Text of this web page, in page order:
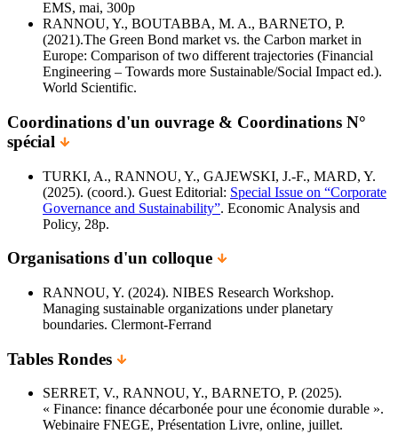
EMS, mai, 300p
RANNOU, Y., BOUTABBA, M. A., BARNETO, P.
(2021).The Green Bond market vs. the Carbon market in
Europe: Comparison of two different trajectories (Financial
Engineering – Towards more Sustainable/Social Impact ed.).
World Scientific.
Coordinations d'un ouvrage & Coordinations N°
spécial
TURKI, A., RANNOU, Y., GAJEWSKI, J.-F., MARD, Y.
(2025). (coord.). Guest Editorial: Special Issue on “Corporate
Governance and Sustainability”. Economic Analysis and
Policy, 28p.
Organisations d'un colloque
RANNOU, Y. (2024). NIBES Research Workshop.
Managing sustainable organizations under planetary
boundaries. Clermont-Ferrand
Tables Rondes
SERRET, V., RANNOU, Y., BARNETO, P. (2025).
« Finance: finance décarbonée pour une économie durable ».
Webinaire FNEGE, Présentation Livre, online, juillet.